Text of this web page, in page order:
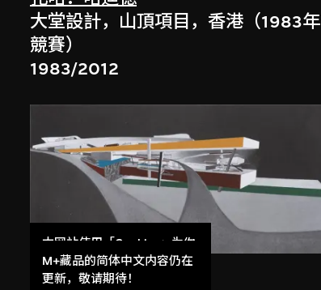
大堂設計，山頂項目，香港（1983年
競賽）
1983/2012
扎哈．哈迪德
本网站使用「Cookies」为你
提供最好的网站体验。
了解更多
M+藏品的简体中文内容仍在
更新，敬请期待！